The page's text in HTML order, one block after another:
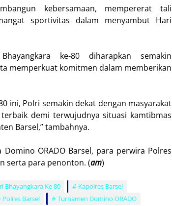
kebersamaan, mempererat tali
sportivitas dalam menyambut Hari
ke-80 diharapkan semakin
memperkuat komitmen dalam memberikan
ini, Polri semakin dekat dengan masyarakat
demi terwujudnya situasi kamtibmas
Barsel,” tambahnya.
ORADO Barsel, para perwira Polres
serta para penonton. (am)
Bhayangkara Ke 80
Kapolres Barsel
Polres Barsel
Turnamen Domino ORADO